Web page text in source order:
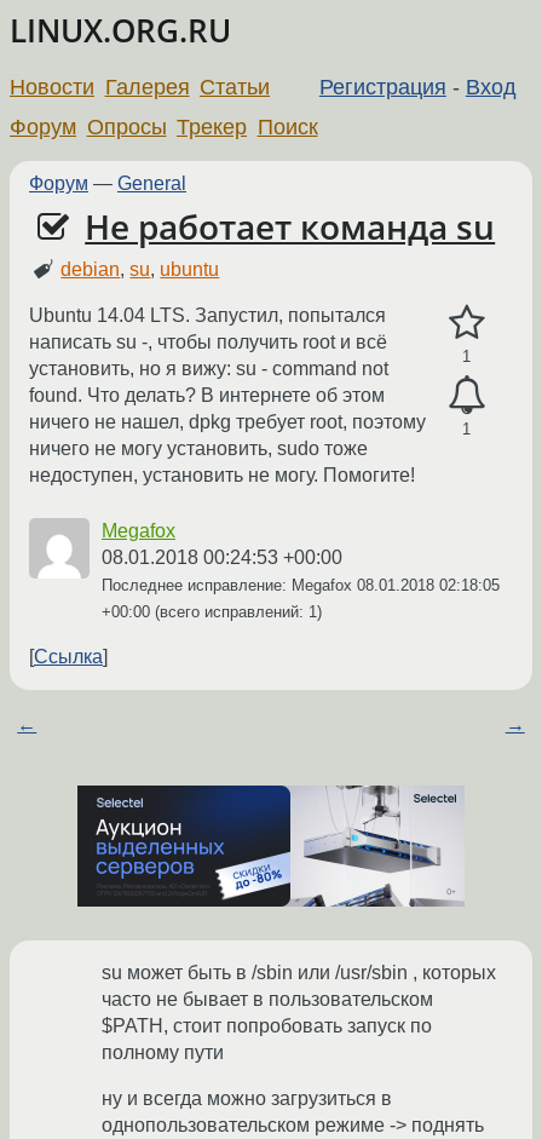
LINUX.ORG.RU
Регистрация - Вход
Новости Галерея Статьи
Форум Опросы Трекер Поиск
Форум — General
Не работает команда su
debian,su, ubuntu
1
1
Ubuntu 14.04 LTS. Запустил, попытался
написать su -, чтобы получить root и всё
установить, но я вижу: su - command not
found. Что делать? В интернете об этом
ничего не нашел, dpkg требует root, поэтому
ничего не могу установить, sudo тоже
недоступен, установить не могу. Помогите!
Megafox
08.01.2018 00:24:53 +00:00
Последнее исправление: Megafox 08.01.2018 02:18:05
+00:00 (всего исправлений: 1)
Ссылка
← →
su может быть в /sbin или /usr/sbin , которых
часто не бывает в пользовательском
$PATH, стоит попробовать запуск по
полному пути
ну и всегда можно загрузиться в
однопользовательском режиме -> поднять